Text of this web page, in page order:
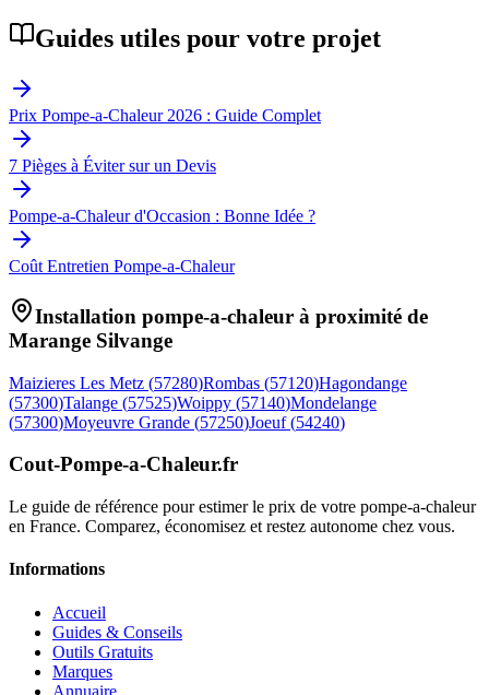
Guides utiles pour votre projet
Prix Pompe-a-Chaleur 2026 : Guide Complet
7 Pièges à Éviter sur un Devis
Pompe-a-Chaleur d'Occasion : Bonne Idée ?
Coût Entretien Pompe-a-Chaleur
Installation pompe-a-chaleur à proximité de
Marange Silvange
Maizieres Les Metz (57280)Rombas (57120)Hagondange
(57300)Talange (57525)Woippy (57140)Mondelange
(57300)Moyeuvre Grande (57250)Joeuf (54240)
Cout-Pompe-a-Chaleur.fr
Le guide de référence pour estimer le prix de votre pompe-a-chaleur
en France. Comparez, économisez et restez autonome chez vous.
Informations
Accueil
Guides & Conseils
Outils Gratuits
Marques
Annuaire